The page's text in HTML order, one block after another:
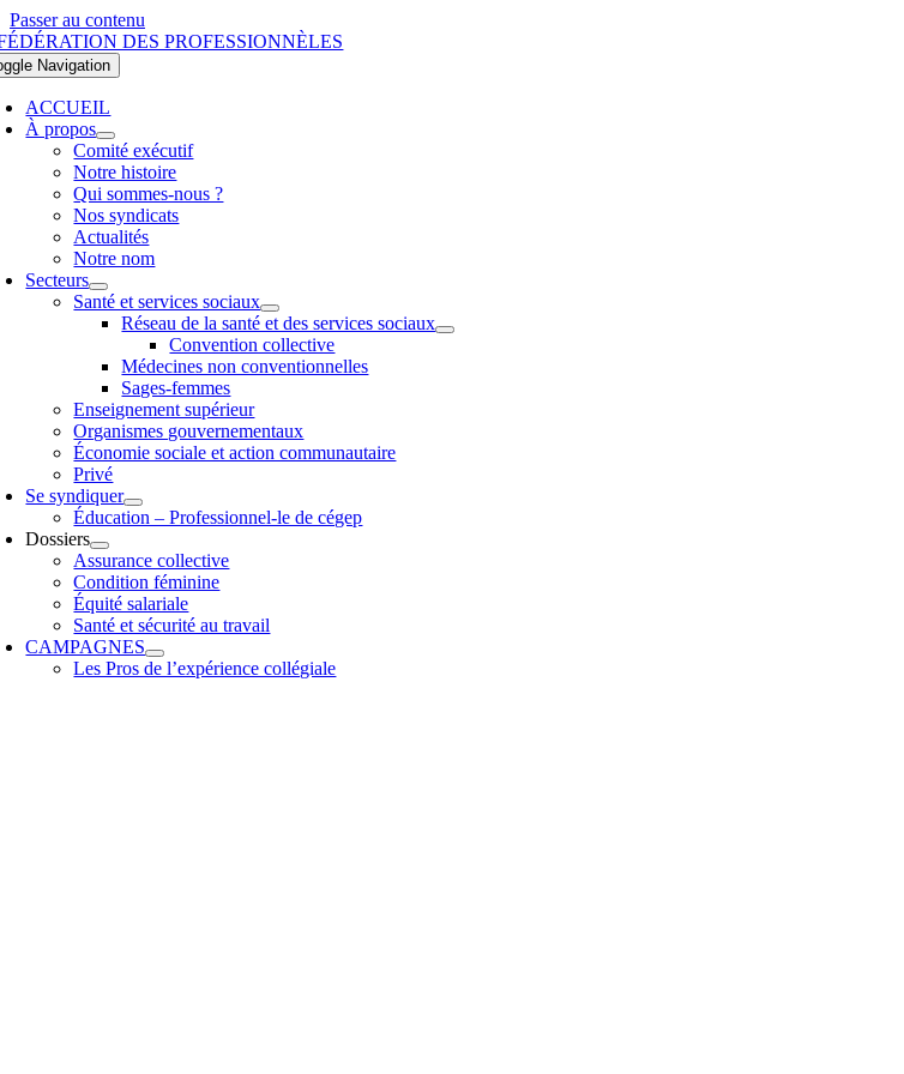
Passer au contenu
Navigation
ACCUEIL
À propos
Comité exécutif
Notre histoire
Qui sommes-nous ?
Nos syndicats
Actualités
Notre nom
Secteurs
Santé et services sociaux
Réseau de la santé et des services sociaux
Convention collective
Médecines non conventionnelles
Sages-femmes
Enseignement supérieur
Organismes gouvernementaux
Économie sociale et action communautaire
Privé
Se syndiquer
Éducation – Professionnel-le de cégep
Dossiers
Assurance collective
Condition féminine
Équité salariale
Santé et sécurité au travail
CAMPAGNES
Les Pros de l’expérience collégiale